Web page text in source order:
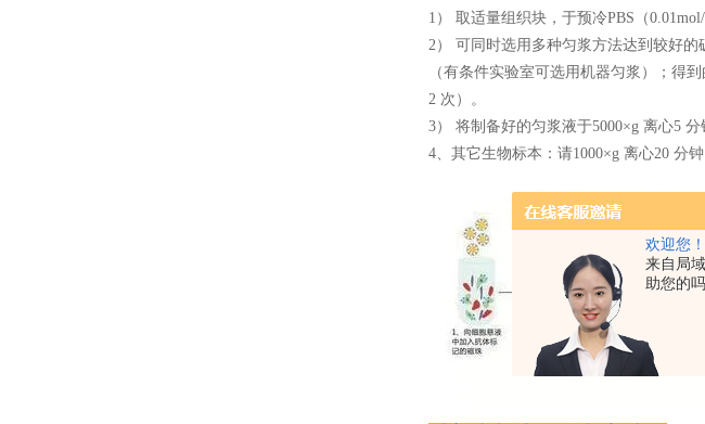
欢迎您！
来自局
助您的
1） 取适量组织块，于预冷PBS（
2） 可同时选用多种匀浆方法达到较好
（有条件实验室可选用机器匀浆）；得
2 次）。
3） 将制备好的匀浆液于5000×g 离心5 分
4、其它生物标本：请1000×g 离心20 分